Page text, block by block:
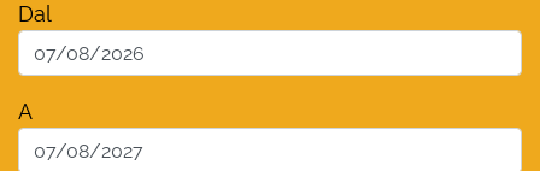
Dal
A